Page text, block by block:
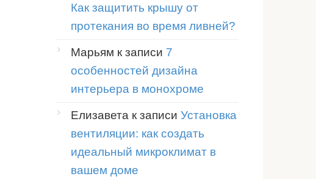
Как защитить крышу от
протекания во время ливней?
Марьям к записи 7
особенностей дизайна
интерьера в монохроме
Елизавета к записи Установка
вентиляции: как создать
идеальный микроклимат в
вашем доме